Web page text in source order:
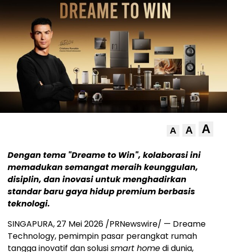
A A A
Dengan tema "Dreame to Win", kolaborasi ini
memadukan semangat meraih keunggulan,
disiplin, dan inovasi untuk menghadirkan
standar baru gaya hidup premium berbasis
teknologi.
SINGAPURA, 27 Mei 2026 /PRNewswire/ — Dreame
Technology, pemimpin pasar perangkat rumah
tangga inovatif dan solusismart homedi dunia,